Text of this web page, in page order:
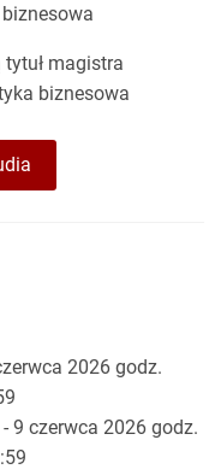
magistra
biznesowa
2026 godz.
9 czerwca 2026 godz.